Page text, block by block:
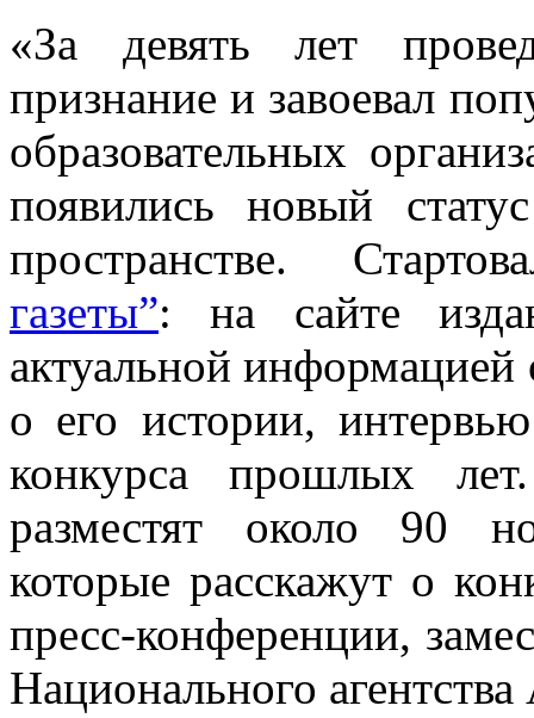
«За девять лет
признание и завоевал
образовательных
появились новый
пространстве.
газеты”: на сайте
актуальной информацией
о его истории,
конкурса прошлых
разместят около 90
которые расскажут о
пресс-конференции,
Национального